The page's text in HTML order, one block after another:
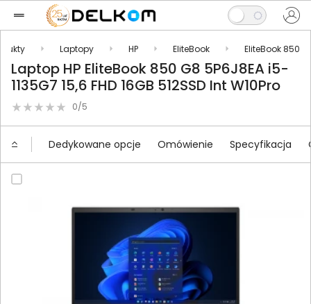
Laptopy HP EliteBook EliteBook 850
Laptop HP EliteBook 850 G8 5P6J8EA i5-
1135G7 15,6 FHD 16GB 512SSD Int W10Pro
0/5
Dedykowane opcje Omówienie Specyfikacja